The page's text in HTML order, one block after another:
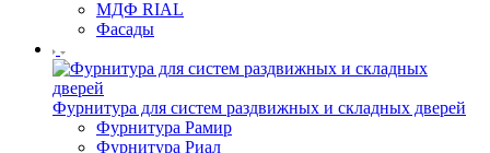
МДФ RIAL
Фасады
Фурнитура для систем раздвижных и складных дверей
Фурнитура Рамир
Фурнитура Риал